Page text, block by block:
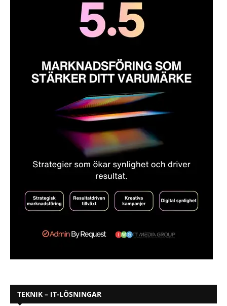
TEKNIK – IT-LÖSNINGAR